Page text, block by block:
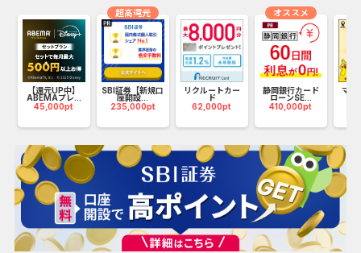
四国電力グループである株式会社STNetが提供する、四国電
力管轄内限定の光回線です。
四国電力とセット割もあり業界最安級の月額料金でずっとご
利用いただけます！
・ホームタイプ：月額4,620円（税込）～
・マンションタイプ：月額3,520円（税込）～
・四国電力の電気をご利用中の方
でんきといっしょ割で通信費も電気もお得に♪
【還元UP中】
ABEMAプレ...
45,000pt
SBI証券【新規口
座開設...
235,000pt
超高還元
リクルートカー
ド
62,000pt
静岡銀行カード
ローンSE...
410,000pt
オススメ
マネ